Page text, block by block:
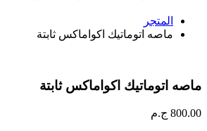
المتجر
ماصه اتوماتيك اكواماكس ثابتة
ماصه اتوماتيك اكواماكس ثابتة
800.00 ج.م